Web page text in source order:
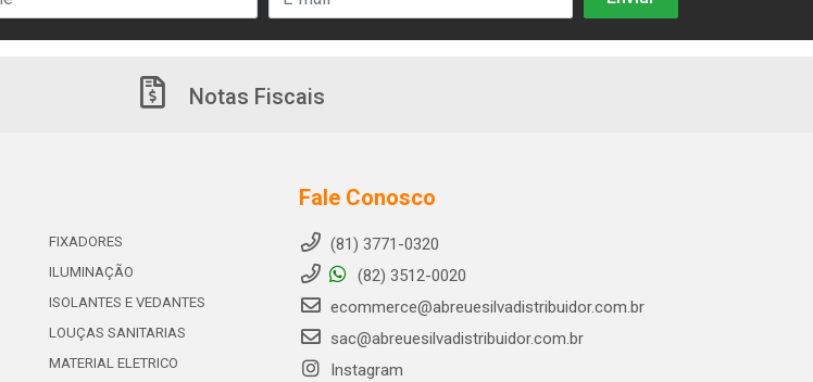
Notas Fiscais
FIXADORES
ILUMINAÇÃO
ISOLANTES E VEDANTES
LOUÇAS SANITARIAS
MATERIAL ELETRICO
Fale Conosco
(81) 3771-0320
(82) 3512-0020
ecommerce@abreuesilvadistribuidor.com.br
sac@abreuesilvadistribuidor.com.br
Instagram